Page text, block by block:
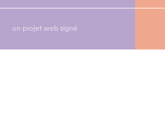
un projet web signé